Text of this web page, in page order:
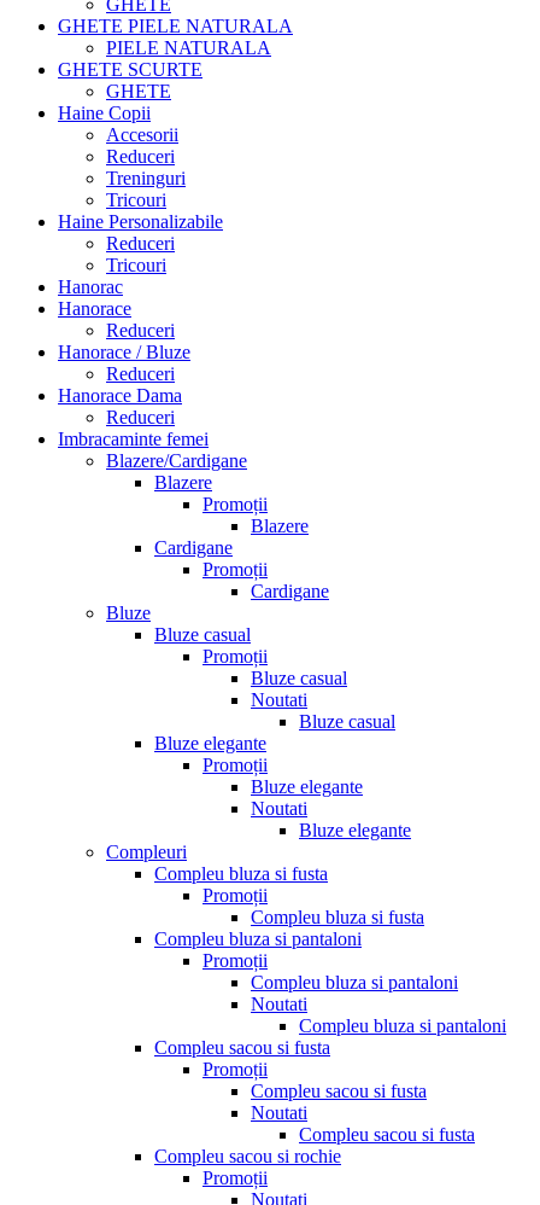
GHETE
GHETE PIELE NATURALA
PIELE NATURALA
GHETE SCURTE
GHETE
Haine Copii
Accesorii
Reduceri
Treninguri
Tricouri
Haine Personalizabile
Reduceri
Tricouri
Hanorac
Hanorace
Reduceri
Hanorace / Bluze
Reduceri
Hanorace Dama
Reduceri
Imbracaminte femei
Blazere/Cardigane
Blazere
Promoții
Blazere
Cardigane
Promoții
Cardigane
Bluze
Bluze casual
Promoții
Bluze casual
Noutati
Bluze casual
Bluze elegante
Promoții
Bluze elegante
Noutati
Bluze elegante
Compleuri
Compleu bluza si fusta
Promoții
Compleu bluza si fusta
Compleu bluza si pantaloni
Promoții
Compleu bluza si pantaloni
Noutati
Compleu bluza si pantaloni
Compleu sacou si fusta
Promoții
Compleu sacou si fusta
Noutati
Compleu sacou si fusta
Compleu sacou si rochie
Promoții
Noutati